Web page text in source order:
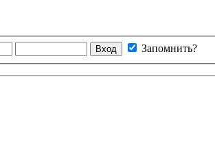
Запомнить?